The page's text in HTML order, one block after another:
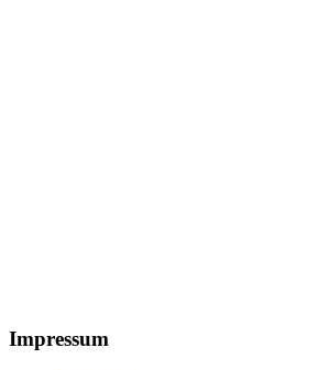
Footer
Impressum